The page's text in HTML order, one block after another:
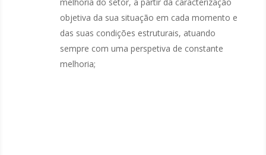
objetiva da sua situação em cada momento e
das suas condições estruturais, atuando
sempre com uma perspetiva de constante
melhoria;